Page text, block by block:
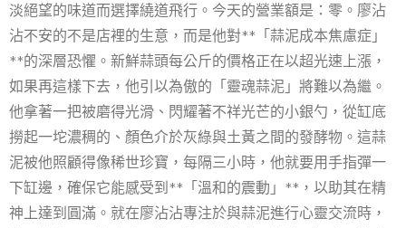
淡絕望的味道而選擇繞道飛行。今天的營業額是：零。廖沾
沾不安的不是店裡的生意，而是他對**「蒜泥成本焦慮症」
**的深層恐懼。新鮮蒜頭每公斤的價格正在以超光速上漲，
如果再這樣下去，他引以為傲的「靈魂蒜泥」將難以為繼。
他拿著一把被磨得光滑、閃耀著不祥光芒的小銀勺，從缸底
撈起一坨濃稠的、顏色介於灰綠與土黃之間的發酵物。這蒜
泥被他照顧得像稀世珍寶，每隔三小時，他就要用手指彈一
下缸邊，確保它能感受到**「溫和的震動」**，以助其在精
神上達到圓滿。就在廖沾沾專注於與蒜泥進行心靈交流時，